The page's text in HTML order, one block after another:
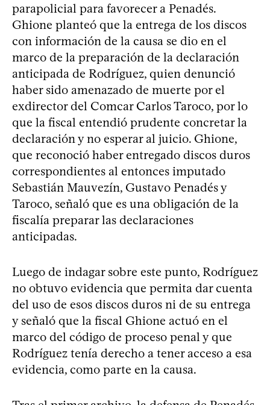
parapolicial para favorecer a Penadés.
Ghione planteó que la entrega de los discos
con información de la causa se dio en el
marco de la preparación de la declaración
anticipada de Rodríguez, quien denunció
haber sido amenazado de muerte por el
exdirector del Comcar Carlos Taroco, por lo
que la fiscal entendió prudente concretar la
declaración y no esperar al juicio. Ghione,
que reconoció haber entregado discos duros
correspondientes al entonces imputado
Sebastián Mauvezín, Gustavo Penadés y
Taroco, señaló que es una obligación de la
fiscalía preparar las declaraciones
anticipadas.
Luego de indagar sobre este punto, Rodríguez
no obtuvo evidencia que permita dar cuenta
del uso de esos discos duros ni de su entrega
y señaló que la fiscal Ghione actuó en el
marco del código de proceso penal y que
Rodríguez tenía derecho a tener acceso a esa
evidencia, como parte en la causa.